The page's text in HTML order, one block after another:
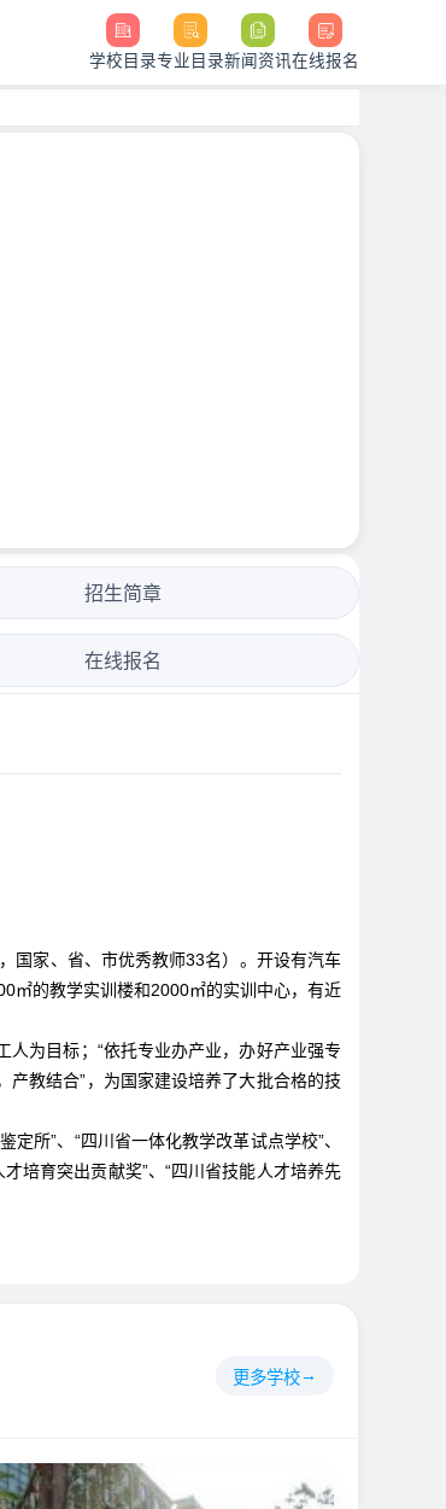
学校目录专业目录新闻资讯在线报名
招生简章
在线报名
家、省、市优秀教师33名）。开设有汽车
㎡的教学实训楼和2000㎡的实训中心，有近
人为目标；“依托专业办产业，办好产业强专
产教结合”，为国家建设培养了大批合格的技
所”、“四川省一体化教学改革试点学校”、
培育突出贡献奖”、“四川省技能人才培养先
更多学校